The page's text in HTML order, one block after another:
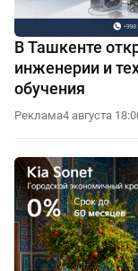
В Ташкенте
инженерии и
обучения
Реклама4 августа